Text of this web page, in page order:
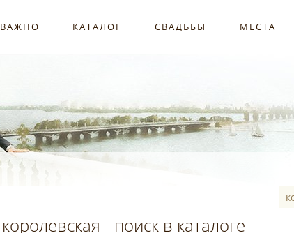
ВАЖНО КАТАЛОГ СВАДЬБЫ МЕСТА
королевская - поиск в каталоге